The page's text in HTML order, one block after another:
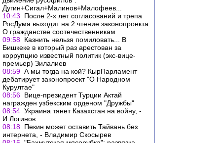
Дугин+Сигал+Малинов+Малофеев...
10:43
После 2-х лет согласований и трепа
РосДума выходит на 2 чтение законопроекта
О гражданстве соотечественникам
09:58 Казнить нельзя помиловать... В
Бишкеке в который раз арестован за
коррупцию известный политик (экс-вице-
премьер) Зилалиев
08:59 А мы тогда на кой? КырПарламент
дебатирует законопроект "О Народном
Курултае"
08:56 Вице-президент Турции Актай
награжден узбекским орденом "Дружбы"
08:54 Украина тянет Казахстан на войну, -
И.Логинов
08:18 Пекин может оставить Тайвань без
интернета, - Владимир Скосырев